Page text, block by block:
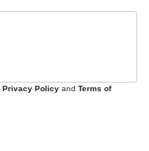
Privacy Policy and Terms of